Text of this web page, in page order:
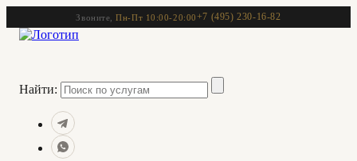
Звоните,Пн-Пт 10:00-20:00+7 (495) 230-16-82
Найти: